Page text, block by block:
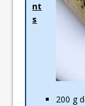
nt
s
200 g